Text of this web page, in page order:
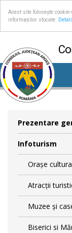
Acest site folosește
informațiilor stocate.
Prezentare
Infoturism
Orașe
Atracții
Muzee și
Biserici si